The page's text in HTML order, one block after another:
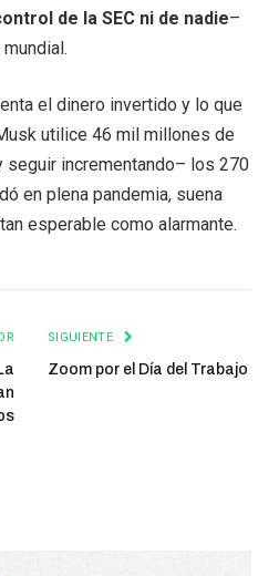
de la SEC ni de nadie–
el dinero invertido y lo que
utilice 46 mil millones de
seguir incrementando– los 270
en plena pandemia, suena
esperable como alarmante.
SIGUIENTE
Zoom por el Día del Trabajo